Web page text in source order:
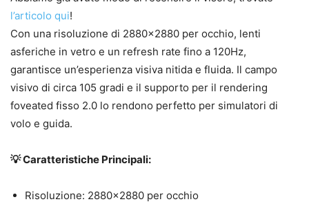
l’articolo qui!
Con una risoluzione di 2880×2880 per occhio, lenti
asferiche in vetro e un refresh rate fino a 120Hz,
garantisce un’esperienza visiva nitida e fluida. Il campo
visivo di circa 105 gradi e il supporto per il rendering
foveated fisso 2.0 lo rendono perfetto per simulatori di
volo e guida.
💡 Caratteristiche Principali:
Risoluzione: 2880×2880 per occhio